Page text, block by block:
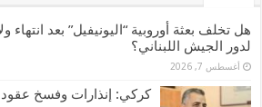
هل تخلف بعثة أوروبية “اليونيفيل” بعد
لدور الجيش اللبناني؟
أغسطس 7, 2026
كركي: إنذارات وفسخ